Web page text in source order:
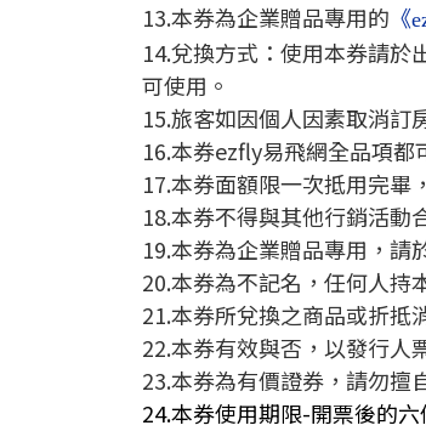
13.本券為企業贈品專用的 《
14.兌換方式：使用本券請
可使用。
15.旅客如因個人因素取消訂
16.本券ezfly易飛網全品項都
17.本券面額限一次抵用完畢
18.本券不得與其他行銷活動
19.本券為企業贈品專用，請
20.本券為不記名，任何人持
21.本券所兌換之商品或折抵
22.本券有效與否，以發行人
23.本券為有價證券，請勿擅
24.本券使用期限-開票後的